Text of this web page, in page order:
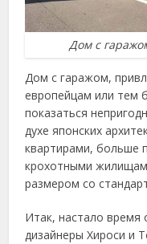
Дом с
Дом с гаражом,
европейцам или тем
показаться
духе японских
квартирами, больше
крохотными
размером со
Итак, настало время
дизайнеры Хироси и